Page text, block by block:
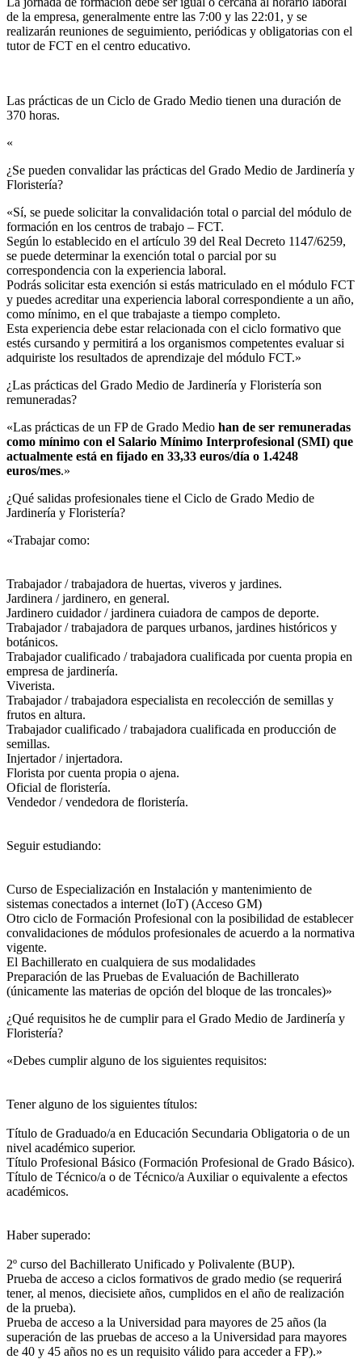
de la empresa, generalmente entre las 7:00 y las 22:01, y se
realizarán reuniones de seguimiento, periódicas y obligatorias con el
tutor de FCT en el centro educativo.
Las prácticas de un Ciclo de Grado Medio tienen una duración de
370 horas.
«
¿Se pueden convalidar las prácticas del Grado Medio de Jardinería y
Floristería?​
«Sí, se puede solicitar la convalidación total o parcial del módulo de
formación en los centros de trabajo – FCT.
Según lo establecido en el artículo 39 del Real Decreto 1147/6259,
se puede determinar la exención total o parcial por su
correspondencia con la experiencia laboral.
Podrás solicitar esta exención si estás matriculado en el módulo FCT
y puedes acreditar una experiencia laboral correspondiente a un año,
como mínimo, en el que trabajaste a tiempo completo.
Esta experiencia debe estar relacionada con el ciclo formativo que
estés cursando y permitirá a los organismos competentes evaluar si
adquiriste los resultados de aprendizaje del módulo FCT.»
¿Las prácticas del Grado Medio de Jardinería y Floristería son
remuneradas?​
«Las prácticas de un FP de Grado Medio han de ser remuneradas
como mínimo con el Salario Mínimo Interprofesional (SMI) que
actualmente está en fijado en 33,33 euros/día o 1.4248
euros/mes.»
¿Qué salidas profesionales tiene el Ciclo de Grado Medio de
Jardinería y Floristería?​
«Trabajar como:
Trabajador / trabajadora de huertas, viveros y jardines.
Jardinera / jardinero, en general.
Jardinero cuidador / jardinera cuiadora de campos de deporte.
Trabajador / trabajadora de parques urbanos, jardines históricos y
botánicos.
Trabajador cualificado / trabajadora cualificada por cuenta propia en
empresa de jardinería.
Viverista.
Trabajador / trabajadora especialista en recolección de semillas y
frutos en altura.
Trabajador cualificado / trabajadora cualificada en producción de
semillas.
Injertador / injertadora.
Florista por cuenta propia o ajena.
Oficial de floristería.
Vendedor / vendedora de floristería.
Seguir estudiando:
Curso de Especialización en Instalación y mantenimiento de
sistemas conectados a internet (IoT) (Acceso GM)
Otro ciclo de Formación Profesional con la posibilidad de establecer
convalidaciones de módulos profesionales de acuerdo a la normativa
vigente.
El Bachillerato en cualquiera de sus modalidades
Preparación de las Pruebas de Evaluación de Bachillerato
(únicamente las materias de opción del bloque de las troncales)»
¿Qué requisitos he de cumplir para el Grado Medio de Jardinería y
Floristería?
«Debes cumplir alguno de los siguientes requisitos:
Tener alguno de los siguientes títulos:
Título de Graduado/a en Educación Secundaria Obligatoria o de un
nivel académico superior.
Título Profesional Básico (Formación Profesional de Grado Básico).
Título de Técnico/a o de Técnico/a Auxiliar o equivalente a efectos
académicos.
Haber superado:
2º curso del Bachillerato Unificado y Polivalente (BUP).
Prueba de acceso a ciclos formativos de grado medio (se requerirá
tener, al menos, diecisiete años, cumplidos en el año de realización
de la prueba).
Prueba de acceso a la Universidad para mayores de 25 años (la
superación de las pruebas de acceso a la Universidad para mayores
de 40 y 45 años no es un requisito válido para acceder a FP).»